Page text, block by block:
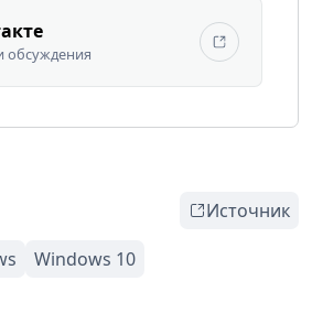
обсуждения
Источник